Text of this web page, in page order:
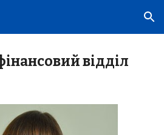
Skip to navigation
відділ